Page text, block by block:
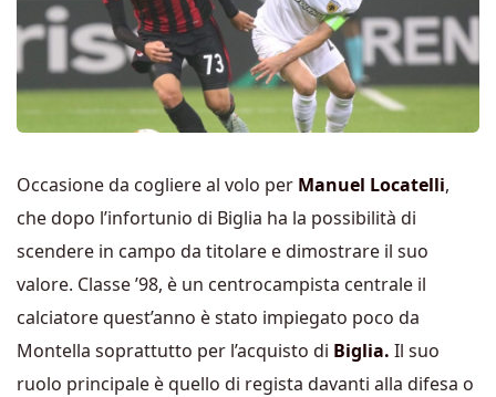
Occasione da cogliere al volo per Manuel Locatelli,
che dopo l’infortunio di Biglia ha la possibilità di
scendere in campo da titolare e dimostrare il suo
valore. Classe ’98, è un centrocampista centrale il
calciatore quest’anno è stato impiegato poco da
Montella soprattutto per l’acquisto di Biglia. Il suo
ruolo principale è quello di regista davanti alla difesa o